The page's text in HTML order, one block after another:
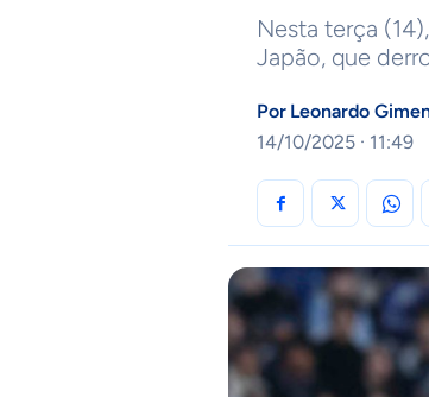
Nesta terça
Japão, que
Por Leonardo
14/10/2025 · 11:49